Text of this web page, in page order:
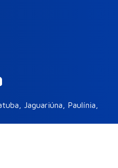
Jaguariúna, Paulínia,